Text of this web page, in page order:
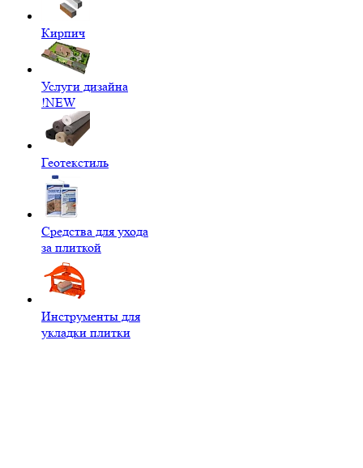
Кирпич
Услуги дизайна
!NEW
Геотекстиль
Средства для ухода
за плиткой
Инструменты для
укладки плитки